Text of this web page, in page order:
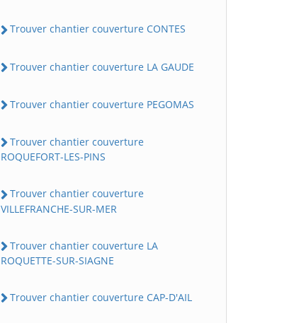
Trouver chantier couverture CONTES
Trouver chantier couverture LA GAUDE
Trouver chantier couverture PEGOMAS
Trouver chantier couverture
ROQUEFORT-LES-PINS
Trouver chantier couverture
VILLEFRANCHE-SUR-MER
Trouver chantier couverture LA
ROQUETTE-SUR-SIAGNE
Trouver chantier couverture CAP-D'AIL